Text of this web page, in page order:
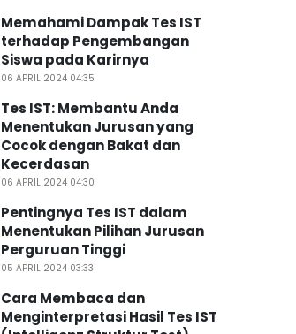
Memahami Dampak Tes IST
terhadap Pengembangan
Siswa pada Karirnya
06 APRIL 2024 04:35
Tes IST: Membantu Anda
Menentukan Jurusan yang
Cocok dengan Bakat dan
Kecerdasan
06 APRIL 2024 04:30
Pentingnya Tes IST dalam
Menentukan Pilihan Jurusan
Perguruan Tinggi
05 APRIL 2024 03:33
Cara Membaca dan
Menginterpretasi Hasil Tes IST